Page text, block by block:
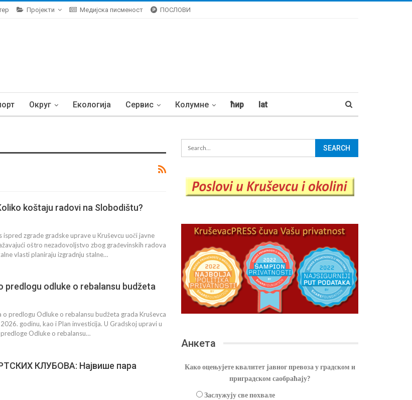
Пројекти Медијска писменост ПОСЛОВИ
Округ Екологија Сервис Колумне ћир lat
koštaju radovi na Slobodištu?
ispred zgrade gradske uprave u Kruševcu uoči javne
oštro nezadovoljstvo zbog građevinskih radova
vlasti planiraju izgradnju stalne…
predlogu odluke o rebalansu budžeta
predlogu Odluke o rebalansu budžeta grada Kruševca
godinu, kao i Plan investicija. U Gradskoj upravi u
Odluke o rebalansu…
КЛУБОВА: Највише пара
Анкета
Како оцењујете квалитет јавног превоза у градском и
приградском саобраћају?
Заслужују све похвале